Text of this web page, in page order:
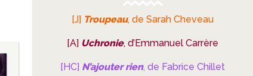
[J] Troupeau, de Sarah Cheveau
[A] Uchronie, d’Emmanuel Carrère
[HC] N’ajouter rien, de Fabrice Chillet